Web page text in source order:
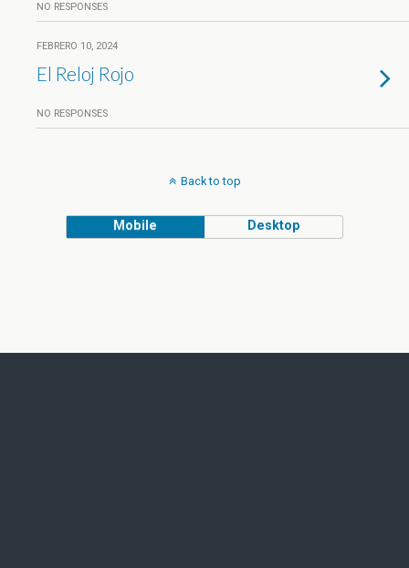
NO RESPONSES
FEBRERO 10, 2024
El Reloj Rojo
NO RESPONSES
Back to top
Mobile Desktop